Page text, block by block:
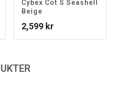
Cybex Cot S Seashell
Beige
2,599 kr